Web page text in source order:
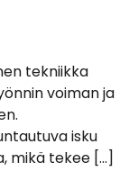
tekniikka
voiman ja
isku
mikä tekee […]